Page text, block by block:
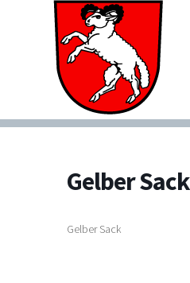
Gelber Sack
Gelber Sack